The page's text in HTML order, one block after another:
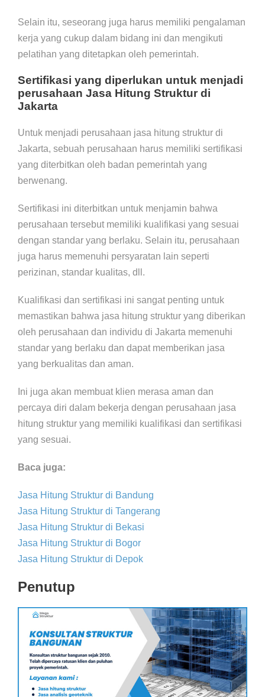
Selain itu, seseorang juga harus memiliki pengalaman
kerja yang cukup dalam bidang ini dan mengikuti
pelatihan yang ditetapkan oleh pemerintah.
Sertifikasi yang diperlukan untuk menjadi
perusahaan Jasa Hitung Struktur di
Jakarta
Untuk menjadi perusahaan jasa hitung struktur di
Jakarta, sebuah perusahaan harus memiliki sertifikasi
yang diterbitkan oleh badan pemerintah yang
berwenang.
Sertifikasi ini diterbitkan untuk menjamin bahwa
perusahaan tersebut memiliki kualifikasi yang sesuai
dengan standar yang berlaku. Selain itu, perusahaan
juga harus memenuhi persyaratan lain seperti
perizinan, standar kualitas, dll.
Kualifikasi dan sertifikasi ini sangat penting untuk
memastikan bahwa jasa hitung struktur yang diberikan
oleh perusahaan dan individu di Jakarta memenuhi
standar yang berlaku dan dapat memberikan jasa
yang berkualitas dan aman.
Ini juga akan membuat klien merasa aman dan
percaya diri dalam bekerja dengan perusahaan jasa
hitung struktur yang memiliki kualifikasi dan sertifikasi
yang sesuai.
Baca juga:
Jasa Hitung Struktur di Bandung
Jasa Hitung Struktur di Tangerang
Jasa Hitung Struktur di Bekasi
Jasa Hitung Struktur di Bogor
Jasa Hitung Struktur di Depok
Penutup